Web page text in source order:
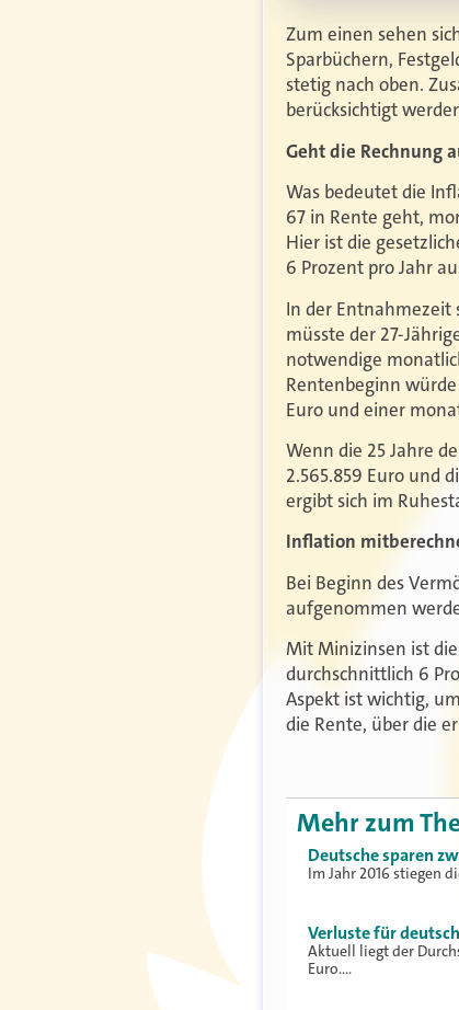
Zum einen sehen
Sparbüchern,
stetig nach oben.
berücksichtigt
Geht die Rechnung
Was bedeutet die
67 in Rente geht,
Hier ist die
6 Prozent pro Jahr
In der Entnahmezeit
müsste der 27-
notwendige
Rentenbeginn
Euro und einer
Wenn die 25 Jahre
2.565.859 Euro und
ergibt sich im
Inflation
Bei Beginn des
aufgenommen
Mit Minizinsen ist
durchschnittlich 6
Aspekt ist wichtig,
die Rente, über die
Mehr zum
Deutsche sparen
Im Jahr 2016 stiegen
Verluste für
Aktuell liegt der
Euro.…